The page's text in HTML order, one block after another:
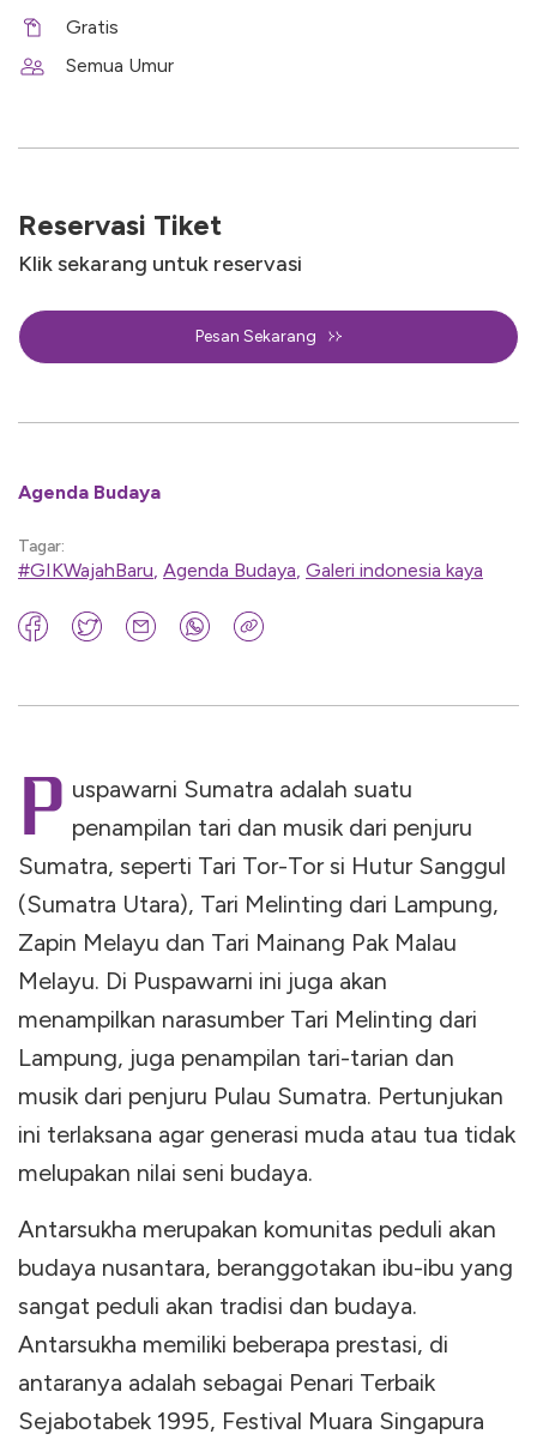
Gratis
Semua Umur
Reservasi Tiket
Klik sekarang untuk reservasi
Pesan Sekarang
Agenda Budaya
Tagar:
#GIKWajahBaru, Agenda Budaya, Galeri indonesia kaya
P uspawarni Sumatra adalah suatu
penampilan tari dan musik dari penjuru
Sumatra, seperti Tari Tor-Tor si Hutur Sanggul
(Sumatra Utara), Tari Melinting dari Lampung,
Zapin Melayu dan Tari Mainang Pak Malau
Melayu. Di Puspawarni ini juga akan
menampilkan narasumber Tari Melinting dari
Lampung, juga penampilan tari-tarian dan
musik dari penjuru Pulau Sumatra. Pertunjukan
ini terlaksana agar generasi muda atau tua tidak
melupakan nilai seni budaya.
Antarsukha merupakan komunitas peduli akan
budaya nusantara, beranggotakan ibu-ibu yang
sangat peduli akan tradisi dan budaya.
Antarsukha memiliki beberapa prestasi, di
antaranya adalah sebagai Penari Terbaik
Sejabotabek 1995, Festival Muara Singapura